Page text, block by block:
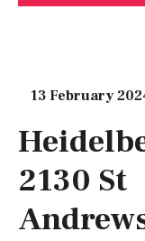
13 February
2130 St